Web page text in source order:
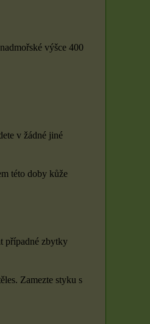
výšce 400
v žádné jiné
této doby kůže
případné zbytky
Zamezte styku s